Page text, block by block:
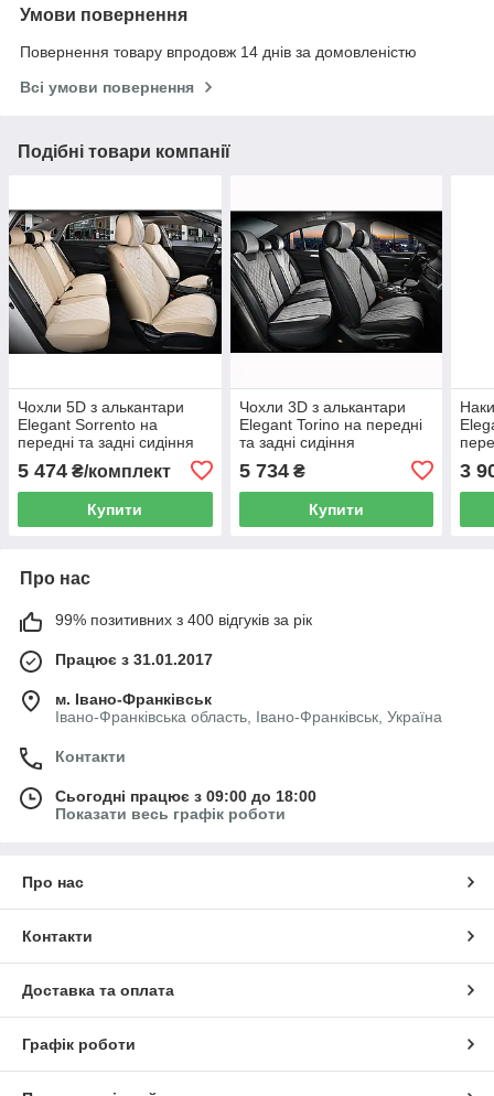
Умови повернення
Повернення товару впродовж 14 днів за домовленістю
Всі умови повернення
Подібні товари компанії
Чохли 5D з алькантари
Elegant Sorrento на
передні та задні сидіння
бежеві
5 474 ₴/комплект
Купити
Чохли 3D з алькантари
Elegant Torino на передні
та задні сидіння
автомобіля EL 700 123 сірі
5 734₴
Купити
3
Про нас
99% позитивних з 400 відгуків за рік
Працює з 31.01.2017
м. Івано-Франківськ
Івано-Франківська область, Івано-Франківськ, Україна
Контакти
Сьогодні працює з 09:00 до 18:00
Показати весь графік роботи
Про нас
Контакти
Доставка та оплата
Графік роботи